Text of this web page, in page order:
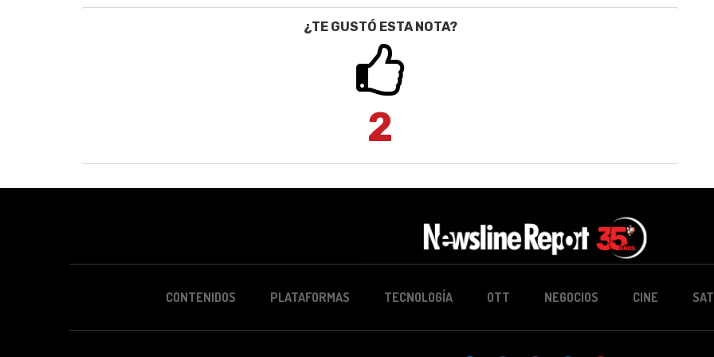
¿TE GUSTÓ ESTA NOTA?
2
CONTENIDOS PLATAFORMAS TECNOLOGÍA OTT NEGOCIOS CINE